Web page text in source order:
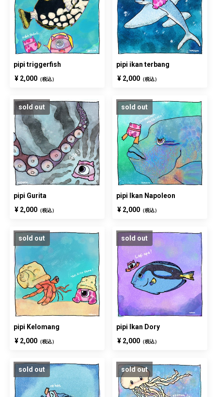
pipi triggerfish
¥ 2,000 （税込）
pipi ikan terbang
¥ 2,000 （税込）
sold out
pipi Gurita
¥ 2,000 （税込）
sold out
pipi Ikan Napoleon
¥ 2,000 （税込）
sold out
pipi Kelomang
¥ 2,000 （税込）
sold out
pipi Ikan Dory
¥ 2,000 （税込）
sold out sold out